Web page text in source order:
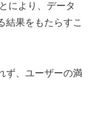
により、データ
結果をもたらすこ
ず、ユーザーの満